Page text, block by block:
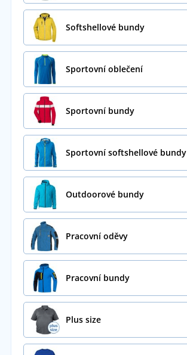
Softshellové bundy
Sportovní oblečení
Sportovní bundy
Sportovní softshellové bundy
Outdoorové bundy
Pracovní oděvy
Pracovní bundy
Plus size